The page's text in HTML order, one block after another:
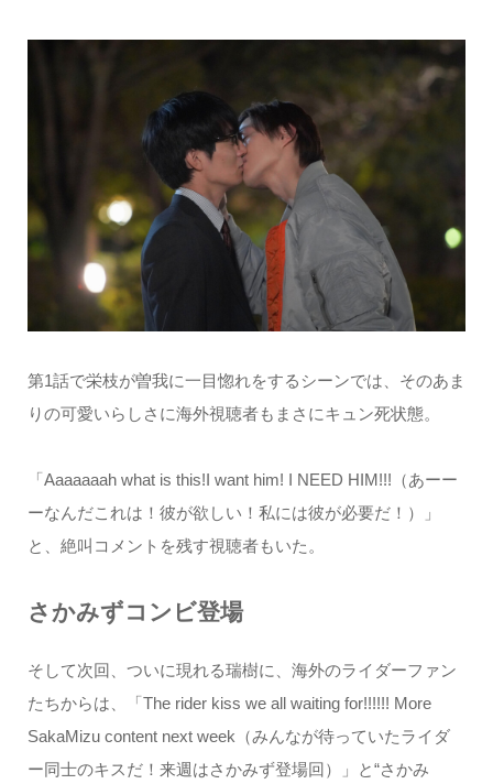
第1話で栄枝が曽我に一目惚れをするシーンでは、そのあま
りの可愛いらしさに海外視聴者もまさにキュン死状態。
「Aaaaaaah what is this!I want him! I NEED HIM!!!（あーー
ーなんだこれは！彼が欲しい！私には彼が必要だ！）」
と、絶叫コメントを残す視聴者もいた。
さかみずコンビ登場
そして次回、ついに現れる瑞樹に、海外のライダーファン
たちからは、「The rider kiss we all waiting for!!!!!! More
SakaMizu content next week（みんなが待っていたライダ
ー同士のキスだ！来週はさかみず登場回）」と“さかみ